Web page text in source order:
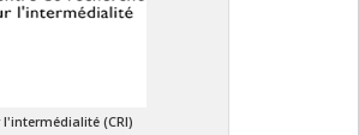
l'intermédialité (CRI)